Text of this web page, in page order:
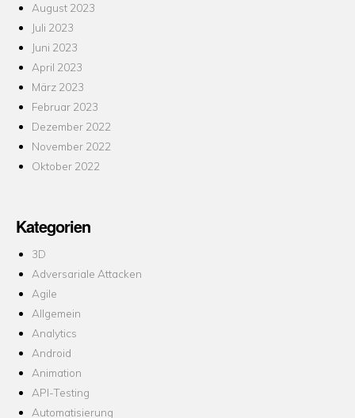
August 2023
Juli 2023
Juni 2023
April 2023
März 2023
Februar 2023
Dezember 2022
November 2022
Oktober 2022
Kategorien
3D
Adversariale Attacken
Agile
Allgemein
Analytics
Android
Animation
API-Testing
Automatisierung